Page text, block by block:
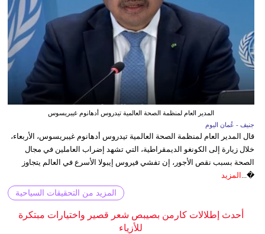
المدير العام لمنظمة الصحة العالمية تيدروس أدهانوم غيبريسوس
جنيف - عُمان اليوم
قال المدير العام لمنظمة الصحة العالمية تيدروس أدهانوم غيبريسوس، الأربعاء،
خلال زيارة إلى الكونغو الديمقراطية، التي تشهد إضراب العاملين في مجال
الصحة بسبب نقص الأجور، إن تفشي فيروس إيبولا الأسرع في العالم يتجاوز
�... المزيد
المزيد من التحقيقات السياحية
أحدث إطلالات كارمن بصيبص شعر قصير واختيارات مبتكرة
للأزياء